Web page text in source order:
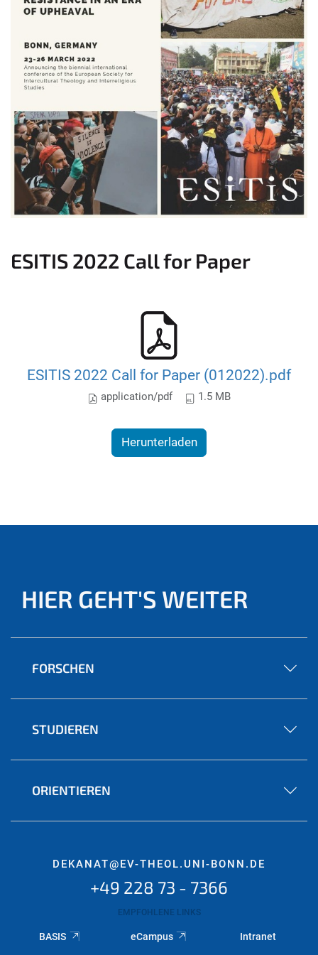
ESITIS 2022 Call for Paper
ESITIS 2022 Call for Paper (012022).pdf
application/pdf 1.5 MB
Herunterladen
HIER GEHT'S WEITER
FORSCHEN
STUDIEREN
ORIENTIEREN
DEKANAT@EV-THEOL.UNI-BONN.DE
+49 228 73 - 7366
EMPFOHLENE LINKS
BASIS eCampus Intranet